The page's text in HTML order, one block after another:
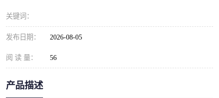
关键词：
发布日期： 2026-08-05
阅 读 量： 56
产品描述